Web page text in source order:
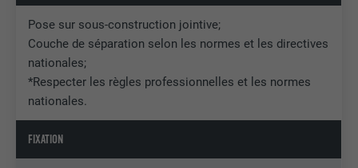
Pose sur sous-construction jointive;
Couche de séparation selon les normes et les directives
nationales;
*Respecter les règles professionnelles et les normes
nationales.
FIXATION
EXPIRATION 3 mois
UTILITÉ
FOURNISSEUR